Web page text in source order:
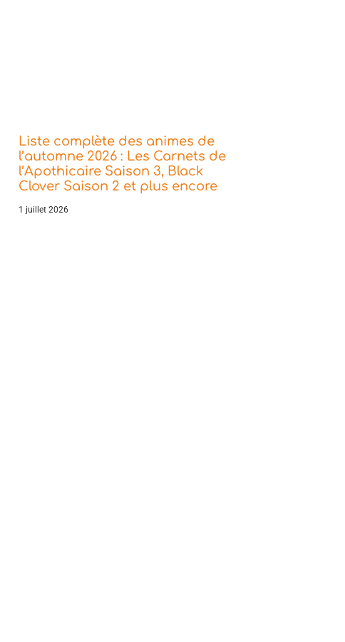
Liste complète des animes de
l’automne 2026 : Les Carnets de
l’Apothicaire Saison 3, Black
Clover Saison 2 et plus encore
1 juillet 2026